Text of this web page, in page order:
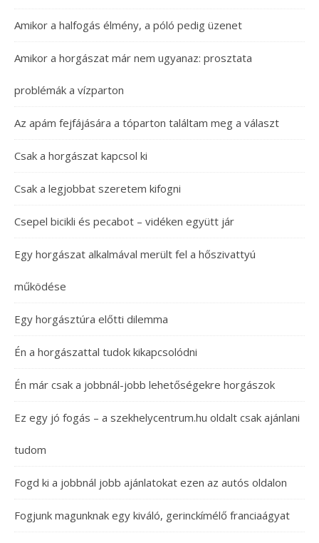
Amikor a halfogás élmény, a póló pedig üzenet
Amikor a horgászat már nem ugyanaz: prosztata
problémák a vízparton
Az apám fejfájására a tóparton találtam meg a választ
Csak a horgászat kapcsol ki
Csak a legjobbat szeretem kifogni
Csepel bicikli és pecabot – vidéken együtt jár
Egy horgászat alkalmával merült fel a hőszivattyú
működése
Egy horgásztúra előtti dilemma
Én a horgászattal tudok kikapcsolódni
Én már csak a jobbnál-jobb lehetőségekre horgászok
Ez egy jó fogás – a szekhelycentrum.hu oldalt csak ajánlani
tudom
Fogd ki a jobbnál jobb ajánlatokat ezen az autós oldalon
Fogjunk magunknak egy kiváló, gerinckímélő franciaágyat